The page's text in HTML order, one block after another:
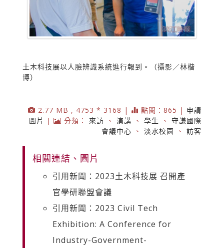
土木科技展以人臉辨識系統進行報到。（攝影／林楷
博）
2.77 MB , 4753 * 3168 | 點閱：865 | 申請
圖片
| 分類： 來訪 、 演講 、 學生 、 守謙國際
會議中心 、 淡水校園 、 訪客
相關連結、圖片
引用新聞：2023土木科技展 召開產
官學研聯盟會議
引用新聞：2023 Civil Tech
Exhibition: A Conference for
Industry-Government-